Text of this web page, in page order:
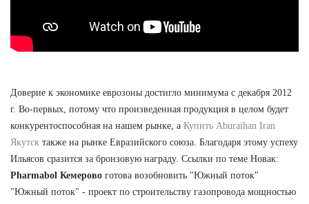
Доверие к экономике еврозоны достигло минимума с декабря 2012
г. Во-первых, потому что произведенная продукция в целом будет
конкурентоспособная на нашем рынке, а Купить Aburaihan Iran
Якутск также на рынке Евразийского союза. Благодаря этому успеху
Ильясов сразится за бронзовую награду. Ссылки по теме Новак:
Pharmabol Кемерово готова возобновить "Южный поток"
"Южный поток" - проект по строительству газопровода мощностью